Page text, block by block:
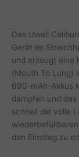
Das Uwell
Gerät im
und erzeugt eine
(Mouth To Lung)
690-mAh-Akkus
dampfen und
schnell die volle
den Einstieg zu